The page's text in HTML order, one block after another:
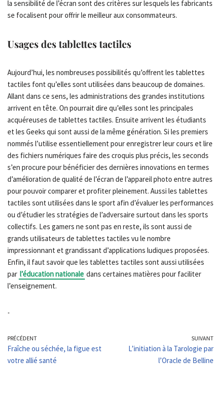
la sensibilité de l’écran sont des critères sur lesquels les fabricants
se focalisent pour offrir le meilleur aux consommateurs.
Usages des tablettes tactiles
Aujourd’hui, les nombreuses possibilités qu’offrent les tablettes
tactiles font qu’elles sont utilisées dans beaucoup de domaines.
Allant dans ce sens, les administrations des grandes institutions
arrivent en tête. On pourrait dire qu’elles sont les principales
acquéreuses de tablettes tactiles. Ensuite arrivent les étudiants
et les Geeks qui sont aussi de la même génération. Si les premiers
nommés l’utilise essentiellement pour enregistrer leur cours et lire
des fichiers numériques faire des croquis plus précis, les seconds
s’en procure pour bénéficier des dernières innovations en termes
d’amélioration de qualité de l’écran de l’appareil photo entre autres
pour pouvoir comparer et profiter pleinement. Aussi les tablettes
tactiles sont utilisées dans le sport afin d’évaluer les performances
ou d’étudier les stratégies de l’adversaire surtout dans les sports
collectifs. Les gamers ne sont pas en reste, ils sont aussi de
grands utilisateurs de tablettes tactiles vu le nombre
impressionnant et grandissant d’applications ludiques proposées.
Enfin, il faut savoir que les tablettes tactiles sont aussi utilisées
par l’éducation nationale dans certaines matières pour faciliter
l’enseignement.
-
PRÉCÉDENT
Fraîche ou séchée, la figue est
votre allié santé
SUIVANT
L’initiation à la Tarologie par
l’Oracle de Belline